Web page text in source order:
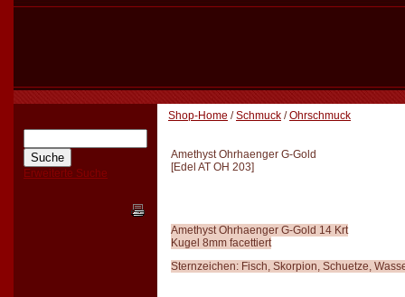
Erweiterte Suche
Shop-Home /Schmuck /Ohrschmuck
Amethyst Ohrhaenger G-Gold
[Edel AT OH 203]
Amethyst Ohrhaenger G-Gold 14 Krt
Kugel 8mm facettiert
Sternzeichen: Fisch, Skorpion, Schuetze,